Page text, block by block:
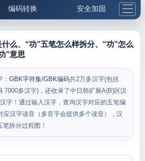
编码转换 安全加固
生活便民 更多工具
5.1支付宝大红包
么、“功”五笔怎么样拆分、“功”怎么
”意思
GBK字符集/GBK编码共2万多汉字(包括
7000多汉字)，还收录了中日韩扩展A(B)区汉
字！通过输入汉字，查询汉字对应的五笔编
应汉字读音（多音字会提供多个读音），汉
拆分过程图！